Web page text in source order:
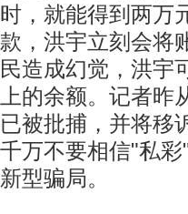
时，就能得到两万
款，洪宇立刻会将
民造成幻觉，洪宇
上的余额。记者
已被批捕，并将移
千万不要相信"私彩
新型骗局。